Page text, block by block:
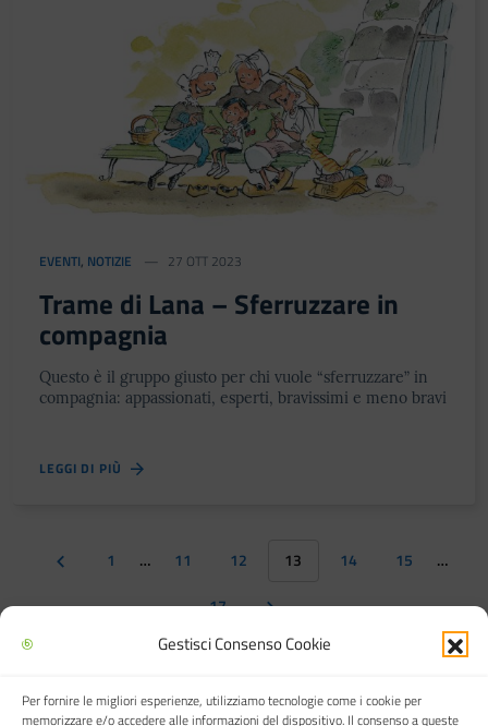
Gestisci Consenso Cookie
Per fornire le migliori esperienze, utilizziamo tecnologie come i cookie per
memorizzare e/o accedere alle informazioni del dispositivo. Il consenso a queste
EVENTI, NOTIZIE 27 OTT 2023
Trame di Lana – Sferruzzare in
compagnia
Questo è il gruppo giusto per chi vuole “sferruzzare” in
compagnia: appassionati, esperti, bravissimi e meno bravi
LEGGI DI PIÙ
1 … 11 12 13 14 15
…
17